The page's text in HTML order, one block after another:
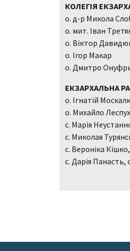
КОЛЕГІЯ
о. д-р Микола
о. мит. Іван
о. Віктор
о. Ігор Макар
о. Дмитро
ЕКЗАРХАЛЬНА
о. Ігнатій
о. Михайло
с. Марія
с. Миколая
с. Вероніка
с. Дарія